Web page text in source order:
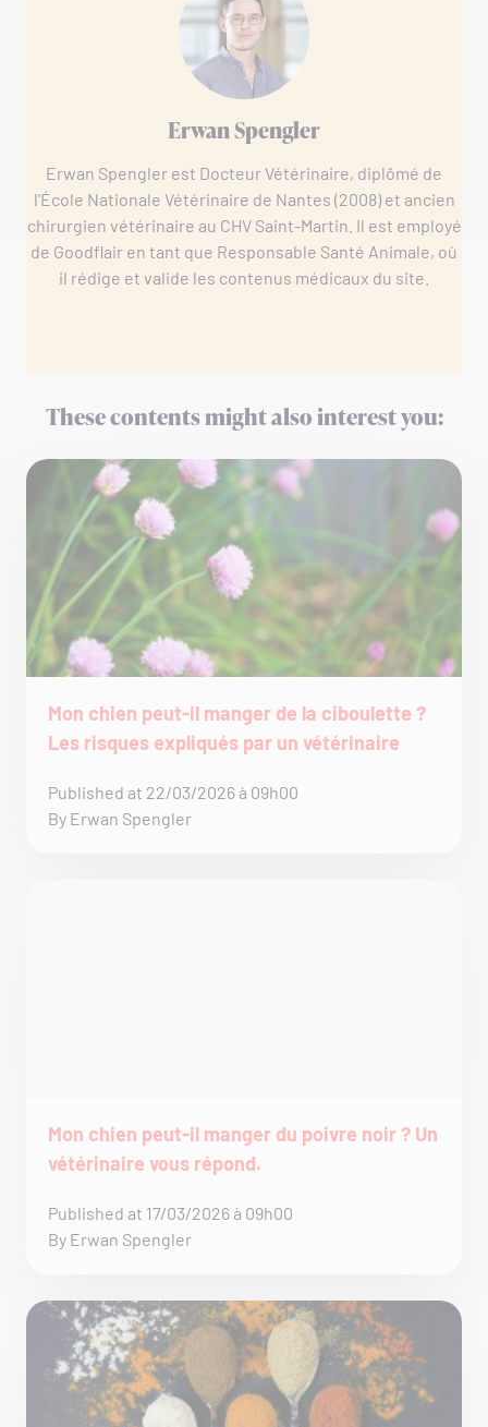
Erwan Spengler
Erwan Spengler est Docteur Vétérinaire, diplômé de
l'École Nationale Vétérinaire de Nantes (2008) et ancien
chirurgien vétérinaire au CHV Saint-Martin. Il est employé
de Goodflair en tant que Responsable Santé Animale, où
il rédige et valide les contenus médicaux du site.
These contents might also interest you:
Mon chien peut-il manger de la ciboulette ?
Les risques expliqués par un vétérinaire
Published at 22/03/2026 à 09h00
By Erwan Spengler
Mon chien peut-il manger du poivre noir ? Un
vétérinaire vous répond.
Published at 17/03/2026 à 09h00
By Erwan Spengler